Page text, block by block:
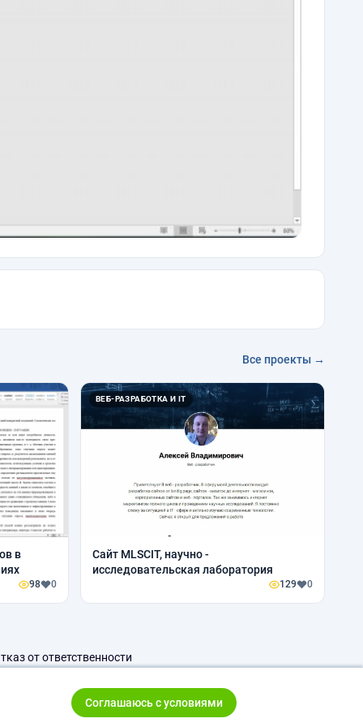
Все проекты →
в
98 0
ВЕБ-РАЗРАБОТКА И IT
Сайт MLSCIT, научно -
исследовательская лаборатория
129 0
от ответственности
Соглашаюсь с условиями